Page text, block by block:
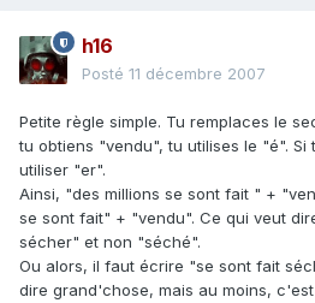
h16
Posté 11 décembre 2007
Petite règle simple. Tu remplaces le
tu obtiens "vendu", tu utilises le "é". Si
utiliser "er".
Ainsi, "des millions se sont fait " +
se sont fait" + "vendu". Ce qui veut
sécher" et non "séché".
Ou alors, il faut écrire "se sont fait
dire grand'chose, mais au moins,